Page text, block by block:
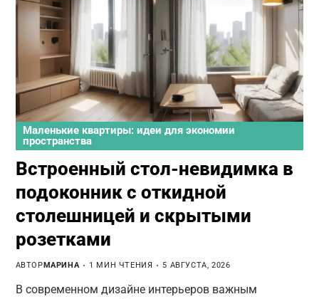
Маленькие квартиры: идеи для экономии
пространства
Встроенный стол-невидимка в
подоконник с откидной
столешницей и скрытыми
розетками
АВТОР МАРИНА 1 МИН ЧТЕНИЯ 5 АВГУСТА, 2026
В современном дизайне интерьеров важным